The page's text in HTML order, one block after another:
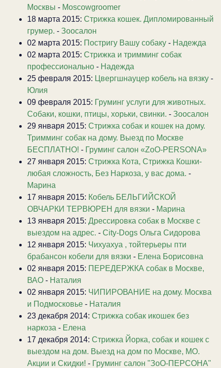
Москвы - Moscowgroomer
18 марта 2015: Стрижка кошек. Дипломированный
грумер. - Зоосалон
02 марта 2015: Постригу Вашу собаку - Надежда
02 марта 2015: Стрижка и тримминг собак
профессионально - Надежда
25 февраля 2015: Цвергшнауцер кобель на вязку -
Юлия
09 февраля 2015: Груминг услуги для животных.
Собаки, кошки, птицы, хорьки, свинки. - Зоосалон
29 января 2015: Стрижка собак и кошек на дому.
Тримминг собак на дому. Выезд по Москве
БЕСПЛАТНО! - Груминг салон «ZoO-PERSONA»
27 января 2015: Стрижка Кота, Стрижка Кошки-
любая сложность, Без Наркоза, у вас дома. -
Марина
17 января 2015: Кобель БЕЛЬГИЙСКОЙ
ОВЧАРКИ ТЕРВЮРЕН для вязки - Марина
13 января 2015: Дрессировка собак в Москве с
выездом на адрес. - City-Dogs Ольга Сидорова
12 января 2015: Чихуахуа , тойтерьеры пти
брабансон кобели для вязки - Елена Борисовна
02 января 2015: ПЕРЕДЕРЖКА собак в Москве,
ВАО - Наталия
02 января 2015: ЧИПИРОВАНИЕ на дому. Москва
и Подмосковье - Наталия
23 декабря 2014: Стрижка собак икошек без
наркоза - Елена
17 декабря 2014: Стрижка Йорка, собак и кошек с
выездом на дом. Выезд на дом по Москве, МО.
Акции и Скидки! - Груминг салон "ЗоО-ПЕРСОНА"